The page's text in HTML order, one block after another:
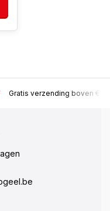
Gratis verzending boven